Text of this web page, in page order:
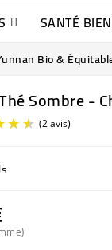
SANTÉ
Bio &
Sombre -